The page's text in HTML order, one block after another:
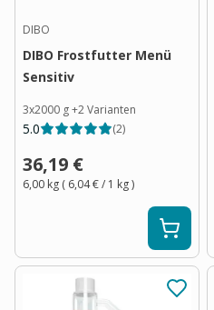
DIBO
DIBO Frostfutter Menü
Sensitiv
3x2000 g+2Varianten
5.0 (2)
36,19 €
6,00 kg ( 6,04 €/ 1 kg)